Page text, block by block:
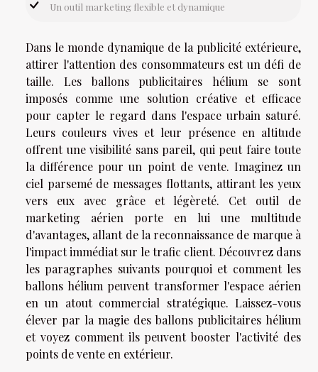
Un outil marketing flexible et dynamique
Dans le monde dynamique de la publicité extérieure,
attirer l'attention des consommateurs est un défi de
taille. Les ballons publicitaires hélium se sont
imposés comme une solution créative et efficace
pour capter le regard dans l'espace urbain saturé.
Leurs couleurs vives et leur présence en altitude
offrent une visibilité sans pareil, qui peut faire toute
la différence pour un point de vente. Imaginez un
ciel parsemé de messages flottants, attirant les yeux
vers eux avec grâce et légèreté. Cet outil de
marketing aérien porte en lui une multitude
d'avantages, allant de la reconnaissance de marque à
l'impact immédiat sur le trafic client. Découvrez dans
les paragraphes suivants pourquoi et comment les
ballons hélium peuvent transformer l'espace aérien
en un atout commercial stratégique. Laissez-vous
élever par la magie des ballons publicitaires hélium
et voyez comment ils peuvent booster l'activité des
points de vente en extérieur.